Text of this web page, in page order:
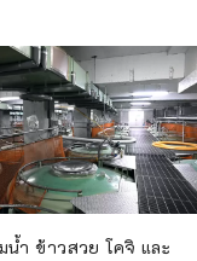
ำ ข้าวสวย โคจิ และ